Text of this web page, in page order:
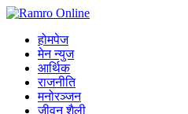
होमपेज
मेन न्युज
आर्थिक
राजनीति
मनोरञ्जन
जीवन शैली